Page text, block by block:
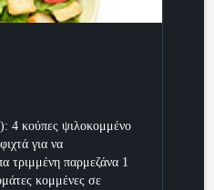
4 κούπες ψιλοκομμένο
για να
τριμμένη παρμεζάνα 1
κομμένες σε